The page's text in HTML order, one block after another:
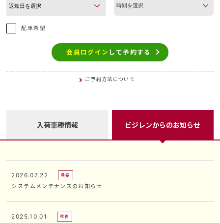
配車希望
会員ログイン して予約する
ご予約方法について
入荷車種情報 ビジレンからのお知らせ
2026.07.22 重要
システムメンテナンスのお知らせ
2025.10.01 重要